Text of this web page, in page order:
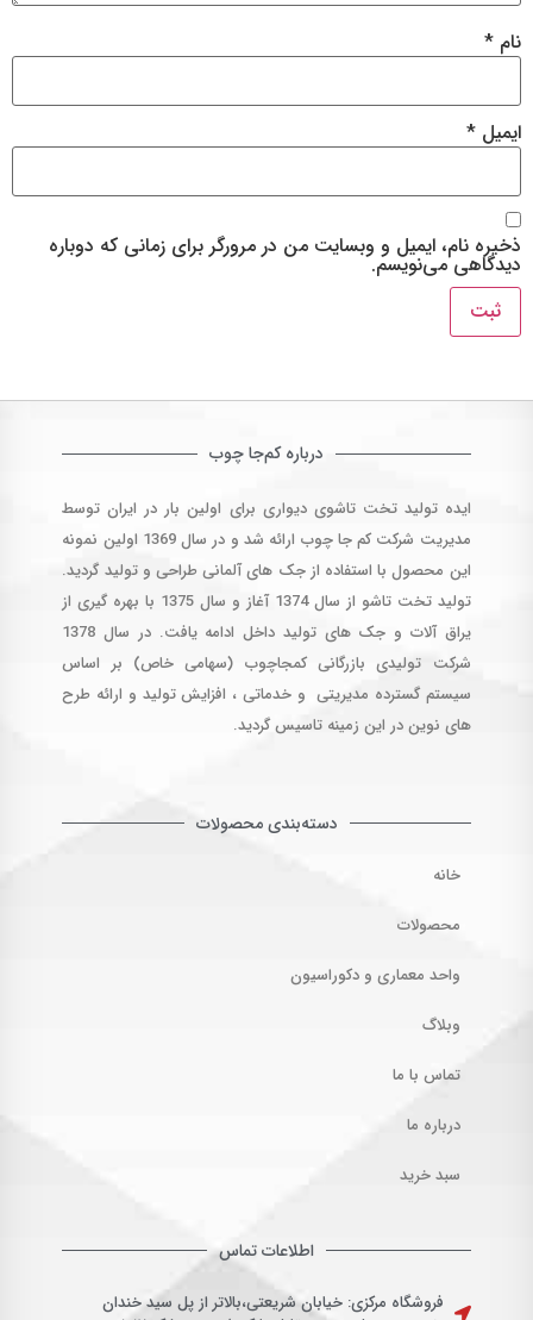
نام *
ایمیل *
ذخیره نام، ایمیل و وبسایت من در مرورگر برای زمانی که دوباره
دیدگاهی می‌نویسم.
درباره کم‌جا چوب
ایده تولید تخت تاشوی دیواری برای اولین بار در ایران توسط
مدیریت شرکت کم جا چوب ارائه شد و در سال 1369 اولین نمونه
این محصول با استفاده از جک های آلمانی طراحی و تولید گردید.
تولید تخت تاشو از سال 1374 آغاز و سال 1375 با بهره گیری از
یراق آلات و جک های تولید داخل ادامه یافت. در سال 1378
شرکت تولیدی بازرگانی کمجاچوب (سهامی خاص) بر اساس
سیستم گسترده مدیریتی و خدماتی ، افزایش تولید و ارائه طرح
های نوین در این زمینه تاسیس گردید.
دسته‌بندی محصولات
خانه
محصولات
واحد معماری و دکوراسیون
وبلاگ
تماس با ما
درباره ما
سبد خرید
اطلاعات تماس
فروشگاه مرکزی: خیابان شریعتی،بالاتر از پل سید خندان